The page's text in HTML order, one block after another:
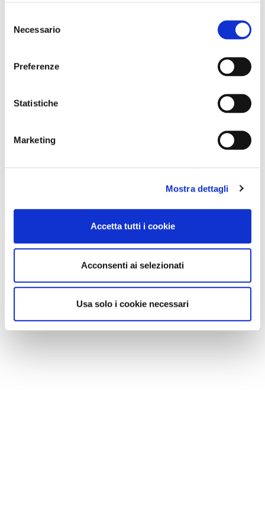
delNecessario
Preferenze
Statistiche
Marketing
Mostra dettagli
Accetta tutti i cookie
Acconsenti ai selezionati
Usa solo i cookie necessari